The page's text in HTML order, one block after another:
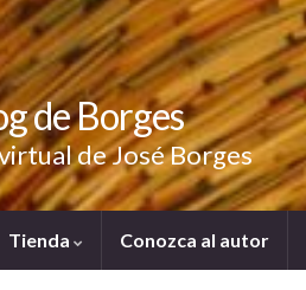
de Borges
de José Borges
Tienda Conozca al autor